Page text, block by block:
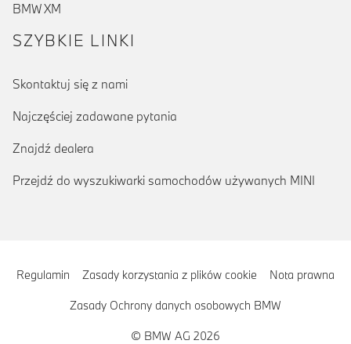
BMW XM
SZYBKIE LINKI
Skontaktuj się z nami
Najczęściej zadawane pytania
Znajdź dealera
Przejdź do wyszukiwarki samochodów używanych MINI
Regulamin Zasady korzystania z plików cookie Nota prawna
Zasady Ochrony danych osobowych BMW
© BMW AG 2026